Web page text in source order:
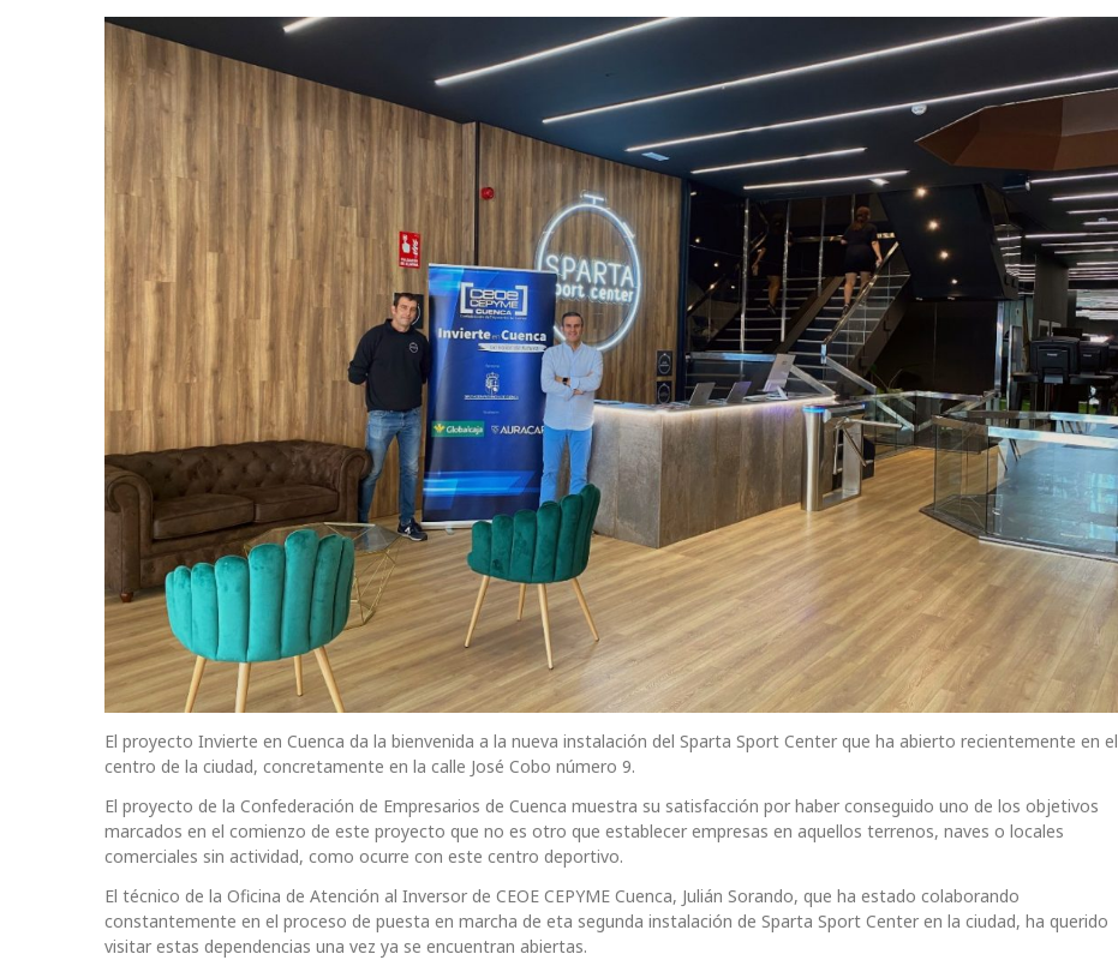
El proyecto Invierte en Cuenca da la bienvenida a la nueva instalación del Sparta Sport Center que ha abierto recientemente en el
centro de la ciudad, concretamente en la calle José Cobo número 9.
El proyecto de la Confederación de Empresarios de Cuenca muestra su satisfacción por haber conseguido uno de los objetivos
marcados en el comienzo de este proyecto que no es otro que establecer empresas en aquellos terrenos, naves o locales
comerciales sin actividad, como ocurre con este centro deportivo.
El técnico de la Oficina de Atención al Inversor de CEOE CEPYME Cuenca, Julián Sorando, que ha estado colaborando
constantemente en el proceso de puesta en marcha de eta segunda instalación de Sparta Sport Center en la ciudad, ha querido
visitar estas dependencias una vez ya se encuentran abiertas.